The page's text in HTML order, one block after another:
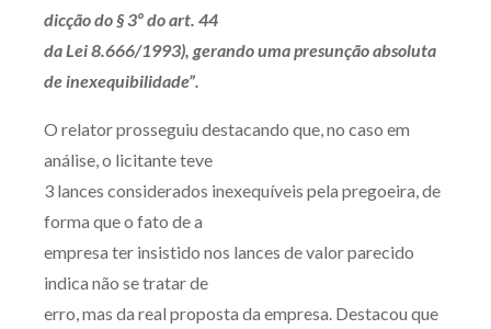
dicção do § 3º do art. 44
da Lei 8.666/1993), gerando uma presunção absoluta
de inexequibilidade”.
O relator prosseguiu destacando que, no caso em
análise, o licitante teve
3 lances considerados inexequíveis pela pregoeira, de
forma que o fato de a
empresa ter insistido nos lances de valor parecido
indica não se tratar de
erro, mas da real proposta da empresa. Destacou que